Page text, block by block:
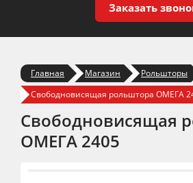
Заказать
Главная Магазин
Рольшторы
Свободновисящая рольштора ОМЕГА
Свободновисящая
ОМЕГА 2405